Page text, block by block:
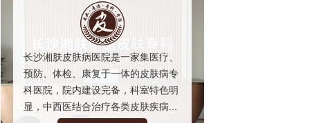
长沙湘肤皮肤病医院是一家集医疗、
预防、体检、康复于一体的皮肤病专
科医院，院内建设完备，科室特色明
显，中西医结合治疗各类皮肤疾病...